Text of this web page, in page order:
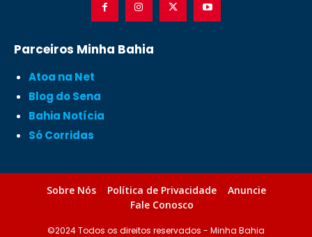
Parceiros Minha Bahia
Atoa na Net
Blog do Sena
Bahia Notícia
Só Corridas
Sobre Nós Política de Privacidade
Anuncie
Fale Conosco
©2024 Todos os direitos reservados - Minha Bahia